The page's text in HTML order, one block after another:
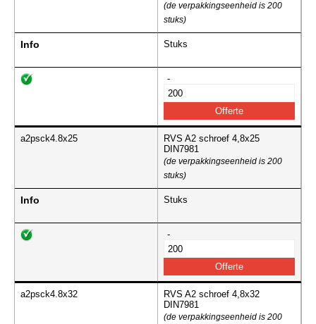
(de verpakkingseenheid is 200
stuks)
Info Stuks
-
a2psck4.8x25
RVS A2 schroef 4,8x25
DIN7981
(de verpakkingseenheid is 200
stuks)
Info Stuks
-
a2psck4.8x32
RVS A2 schroef 4,8x32
DIN7981
(de verpakkingseenheid is 200